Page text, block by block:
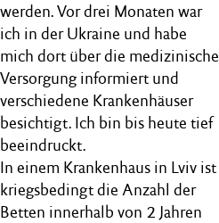
werden. Vor drei Monaten war
ich in der Ukraine und habe
mich dort über die medizinische
Versorgung informiert und
verschiedene Krankenhäuser
besichtigt. Ich bin bis heute tief
beeindruckt.
In einem Krankenhaus in Lviv ist
kriegsbedingt die Anzahl der
Betten innerhalb von 2 Jahren